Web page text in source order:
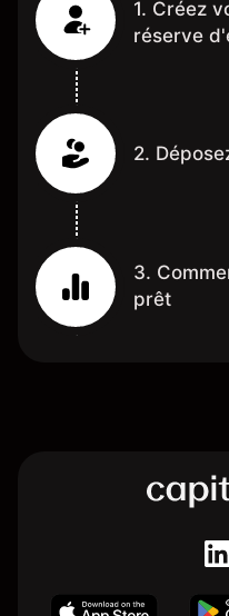
1. Créez
réserve
2.
3.
prêt